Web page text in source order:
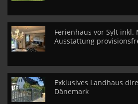
Ferienhaus vor Sylt inkl.
Ausstattung
Exklusives Landhaus
Dänemark